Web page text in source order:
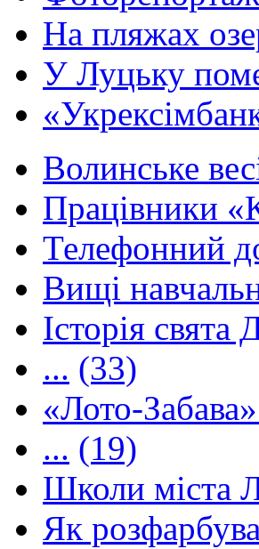
На пляжах
У Луцьку
Волинське
Працівники
Телефонний
Вищі
Історія
... (33)
«Лото-
... (19)
Школи міста
Як